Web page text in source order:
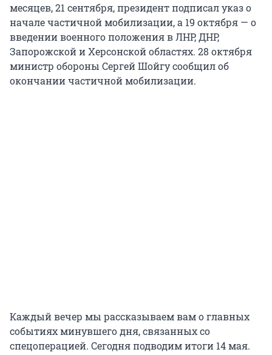
месяцев, 21 сентября, президент подписал указ о
начале частичной мобилизации, а 19 октября — о
введении военного положения в ЛНР, ДНР,
Запорожской и Херсонской областях. 28 октября
министр обороны Сергей Шойгу сообщил об
окончании частичной мобилизации.
Каждый вечер мы рассказываем вам о главных
событиях минувшего дня, связанных со
спецоперацией. Сегодня подводим итоги 14 мая.